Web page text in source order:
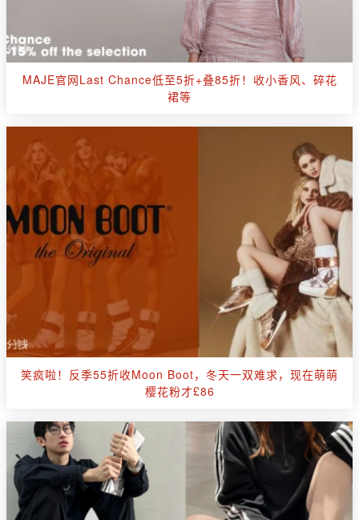
MAJE官网Last Chance低至5折+叠85折！收小香风、碎花
裙等
笑疯啦！反季55折收Moon Boot，冬天一双难求，现在萌萌
樱花粉才£86